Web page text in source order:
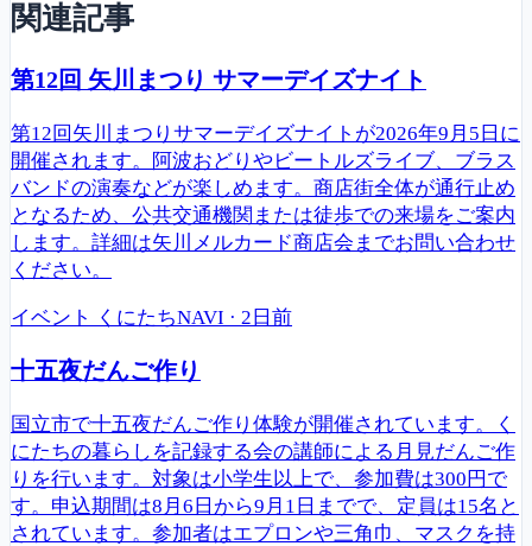
関連記事
第12回 矢川まつり サマーデイズナイト
第12回矢川まつりサマーデイズナイトが2026年9月5日に
開催されます。阿波おどりやビートルズライブ、ブラス
バンドの演奏などが楽しめます。商店街全体が通行止め
となるため、公共交通機関または徒歩での来場をご案内
します。詳細は矢川メルカード商店会までお問い合わせ
ください。
イベント くにたちNAVI · 2日前
十五夜だんご作り
国立市で十五夜だんご作り体験が開催されています。く
にたちの暮らしを記録する会の講師による月見だんご作
りを行います。対象は小学生以上で、参加費は300円で
す。申込期間は8月6日から9月1日までで、定員は15名と
されています。参加者はエプロンや三角巾、マスクを持